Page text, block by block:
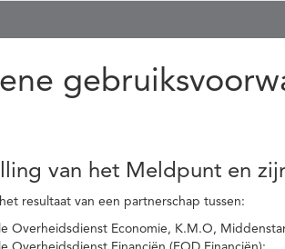
van het Meldpunt en
resultaat van een partnerschap tussen:
Overheidsdienst Economie, K.M.O,